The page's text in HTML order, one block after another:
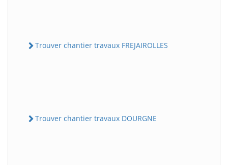
Trouver chantier travaux FREJAIROLLES
Trouver chantier travaux DOURGNE